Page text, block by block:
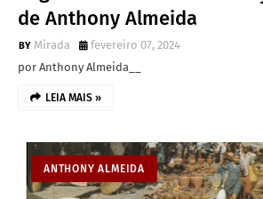
de Anthony Almeida
Mirada
fevereiro 07, 2024
por Anthony Almeida__
LEIA MAIS »
ANTHONY ALMEIDA